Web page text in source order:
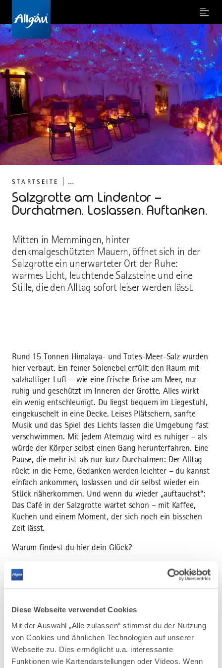
Diese Webseite verwendet Cookies
Mit der Auswahl „Alle zulassen“ stimmst du der Nutzung
von Cookies und ähnlichen Technologien auf unserer
Webseite zu. Dies ermöglicht u.a. interessante
Funktionen wie Kartendarstellungen oder Videos. Wenn
Menu
STARTSEITE ...
Salzgrotte am Lindentor –
Durchatmen. Loslassen. Auftanken.
Mitten in Memmingen, hinter
denkmalgeschützten Mauern, öffnet sich in der
Salzgrotte ein unerwarteter Ort der Ruhe:
warmes Licht, leuchtende Salzsteine und eine
Stille, die den Alltag sofort leiser werden lässt.
Rund 15 Tonnen Himalaya- und Totes-Meer-Salz wurden
hier verbaut. Ein feiner Solenebel erfüllt den Raum mit
salzhaltiger Luft – wie eine frische Brise am Meer, nur
ruhig und geschützt im Inneren der Grotte. Alles wirkt
ein wenig entschleunigt. Du liegst bequem im Liegestuhl,
eingekuschelt in eine Decke. Leises Plätschern, sanfte
Musik und das Spiel des Lichts lassen die Umgebung fast
verschwimmen. Mit jedem Atemzug wird es ruhiger – als
würde der Körper selbst einen Gang herunterfahren. Eine
Pause, die mehr ist als nur kurz Durchatmen: Der Alltag
rückt in die Ferne, Gedanken werden leichter – du kannst
einfach ankommen, loslassen und dir selbst wieder ein
Stück näherkommen. Und wenn du wieder „auftauchst“:
Das Café in der Salzgrotte wartet schon – mit Kaffee,
Kuchen und einem Moment, der sich noch ein bisschen
Zeit lässt.
Warum findest du hier dein Glück?
Natürliche Heilkraft: Die Salzluft stärkt die
Atemwege und entspannt die Bronchien – Atemzug
für Atemzug spürst du, wie dein Körper
Blutdruck und lässt den Alltag in den Hintergrund
treten. Dein Puls wird langsamer – und mit ihm
deine Gedanken.